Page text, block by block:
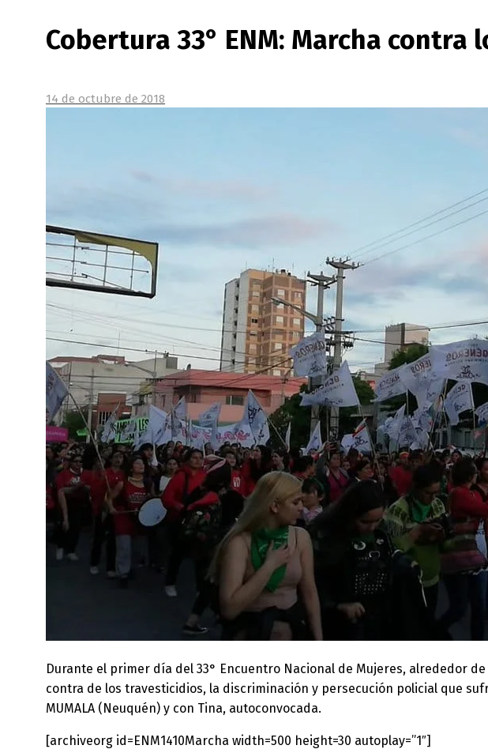
Cobertura 33° ENM: Marcha
Durante el primer día del 33° Encuentro Nacional de Mujeres, alrededor
contra de los travesticidios, la discriminación y persecución policial que
MUMALA (Neuquén) y con Tina, autoconvocada.
[archiveorg id=ENM1410Marcha width=500 height=30 autoplay=”1″]
14 de octubre de 2018